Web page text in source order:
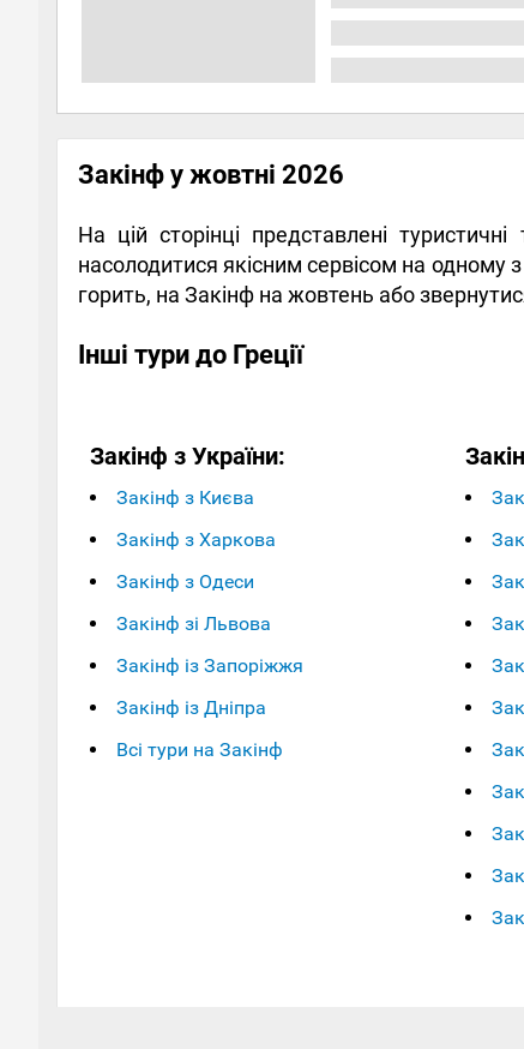
Закінф у жовтні 2026
На цій сторінці представлені
насолодитися якісним сервісом на одному
горить, на Закінф на жовтень або
Інші тури до Греції
Закінф з України:
Закінф з Києва
Закінф з Харкова
Закінф з Одеси
Закінф зі Львова
Закінф із Запоріжжя
Закінф із Дніпра
Всі тури на Закінф